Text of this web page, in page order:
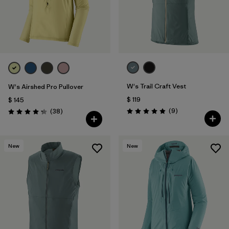
W's Airshed Pro Pullover
$ 145
Valoración: 4.2 / 5
(38Comentarios
)
W's Trail Craft Vest
$ 119
Valoración: 4.9 / 5
(9Comentarios
)
New New